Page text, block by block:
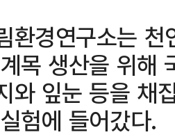
환경연구소는
목 생산을 위해
와 잎눈 등을 채
험에 들어갔다.